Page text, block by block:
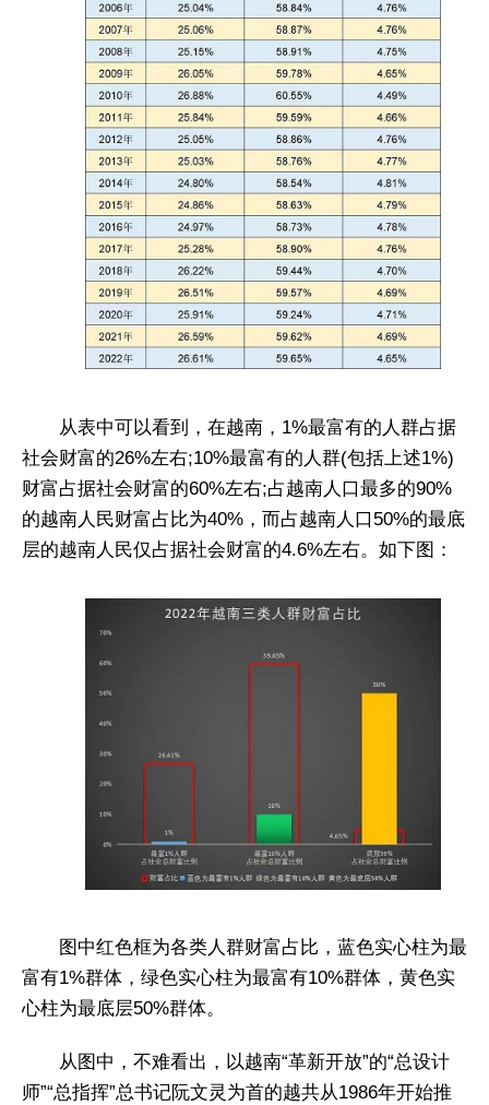
从表中可以看到，在越南，1%最富有的人群占据
社会财富的26%左右;10%最富有的人群(包括上述1%)
财富占据社会财富的60%左右;占越南人口最多的90%
的越南人民财富占比为40%，而占越南人口50%的最底
层的越南人民仅占据社会财富的4.6%左右。如下图：
图中红色框为各类人群财富占比，蓝色实心柱为最
富有1%群体，绿色实心柱为最富有10%群体，黄色实
心柱为最底层50%群体。
从图中，不难看出，以越南“革新开放”的“总设计
师”“总指挥”总书记阮文灵为首的越共从1986年开始推